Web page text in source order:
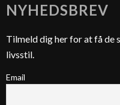
NYHEDSBREV
Tilmeld dig her for at få de
livsstil.
Email